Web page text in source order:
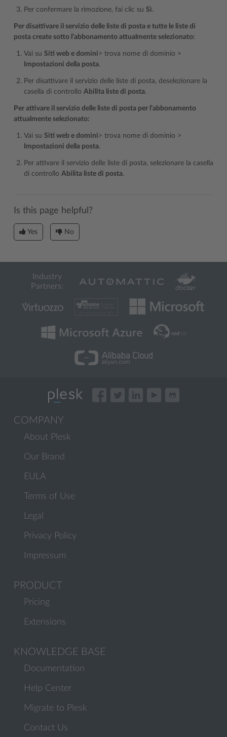
Per confermare la rimozione, fai clic su Sì.
Per disattivare il servizio delle liste di posta e tutte le liste di
posta create sotto l’abbonamento attualmente selezionato:
Vai su Siti web e domini> trova nome di dominio >
Impostazioni della posta.
Per disattivare il servizio delle liste di posta, deselezionare la
casella di controllo Abilita liste di posta.
Per attivare il servizio delle liste di posta per l’abbonamento
attualmente selezionato:
Vai su Siti web e domini> trova nome di dominio >
Impostazioni della posta.
Per attivare il servizio delle liste di posta, selezionare la casella
di controllo Abilita liste di posta.
Is this page helpful?
Yes No
Industry
Partners:
COMPANY
About Plesk
Our Brand
EULA
Terms of Use
Legal
Privacy Policy
Impressum
PRODUCT
Pricing
Extensions
KNOWLEDGE BASE
Documentation
Help Center
Migrate to Plesk
Contact Us